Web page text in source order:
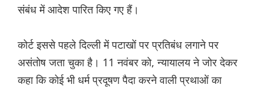
संबंध में आदेश पारित किए गए हैं।
कोर्ट इससे पहले दिल्ली में पटाखों पर प्रतिबंध लगाने पर
असंतोष जता चुका है। 11 नवंबर को, न्यायालय ने जोर देकर
कहा कि कोई भी धर्म प्रदूषण पैदा करने वाली प्रथाओं का